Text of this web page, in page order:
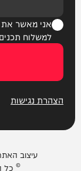
אני מאשר את
למשלוח
הצהרת נגישות
עיצוב
© כל